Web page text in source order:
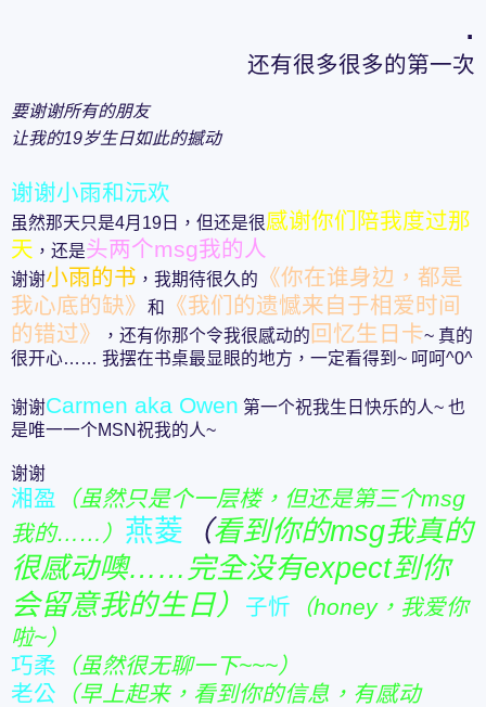
.
还有很多很多的第一次
要谢谢所有的朋友
让我的19岁生日如此的撼动
谢谢小雨和沅欢
虽然那天只是4月19日，但还是很感谢你们陪我度过那
天 ，还是头两个msg我的人
谢谢小雨的书 ，我期待很久的
《你在谁身边，都是
我心底的缺》
和
《我们的遗憾来自于相爱时间
的错过》
，还有你那个令我很感动的 回忆生日卡~ 真的
很开心…… 我摆在书桌最显眼的地方，一定看得到~ 呵呵^0^
谢谢Carmen aka Owen 第一个祝我生日快乐的人~ 也
是唯一一个MSN祝我的人~
谢谢
湘盈 （虽然只是个一层楼，但还是第三个msg
我的……） 燕菱 （看到你的msg我真的
很感动噢……完全没有expect到你
会留意我的生日）
子忻 （honey，我爱你
啦~）
巧柔 （虽然很无聊一下~~~）
老公 （早上起来，看到你的信息，有感动